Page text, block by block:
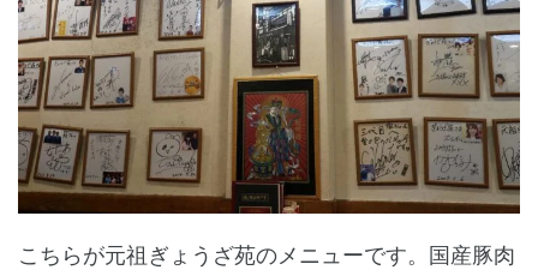
こちらが元祖ぎょうざ苑のメニューです。国産豚肉